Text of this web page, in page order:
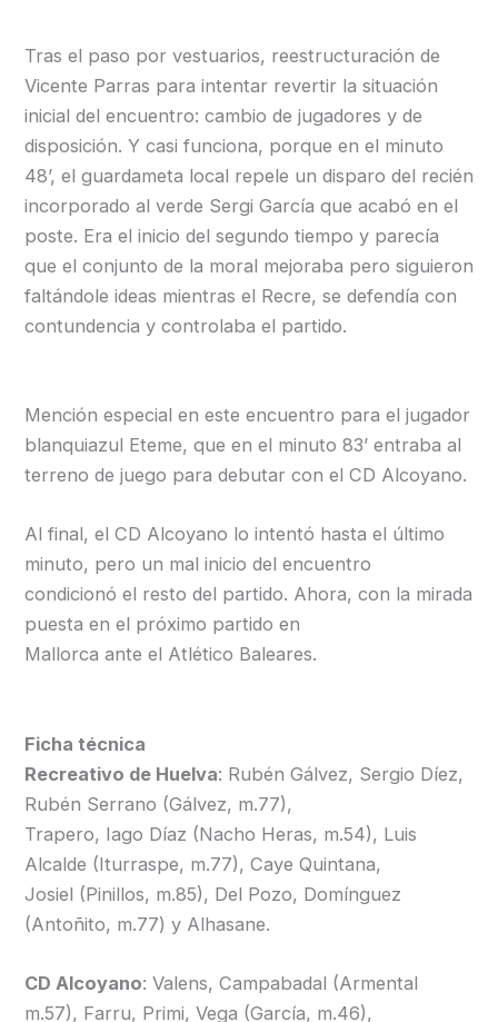
Tras el paso por vestuarios, reestructuración de
Vicente Parras para intentar revertir la situación
inicial del encuentro: cambio de jugadores y de
disposición. Y casi funciona, porque en el minuto
48’, el guardameta local repele un disparo del recién
incorporado al verde Sergi García que acabó en el
poste. Era el inicio del segundo tiempo y parecía
que el conjunto de la moral mejoraba pero siguieron
faltándole ideas mientras el Recre, se defendía con
contundencia y controlaba el partido.
Mención especial en este encuentro para el jugador
blanquiazul Eteme, que en el minuto 83’ entraba al
terreno de juego para debutar con el CD Alcoyano.
Al final, el CD Alcoyano lo intentó hasta el último
minuto, pero un mal inicio del encuentro
condicionó el resto del partido. Ahora, con la mirada
puesta en el próximo partido en
Mallorca ante el Atlético Baleares.
Ficha técnica
Recreativo de Huelva: Rubén Gálvez, Sergio Díez,
Rubén Serrano (Gálvez, m.77),
Trapero, Iago Díaz (Nacho Heras, m.54), Luis
Alcalde (Iturraspe, m.77), Caye Quintana,
Josiel (Pinillos, m.85), Del Pozo, Domínguez
(Antoñito, m.77) y Alhasane.
CD Alcoyano: Valens, Campabadal (Armental
m.57), Farru, Primi, Vega (García, m.46),